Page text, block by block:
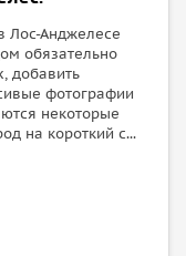
Лос-Анджелесе
обязательно
добавить
фотографии
некоторые
на короткий с...